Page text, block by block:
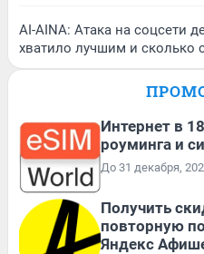
AI-AINA: Атака на соцсети
хватило лучшим и сколько
Интернет в
роуминга и
До 31 декабря,
Получить
повторную
Яндекс